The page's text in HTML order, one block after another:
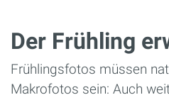
Der Frühling
Frühlingsfotos müssen
Makrofotos sein: Auch